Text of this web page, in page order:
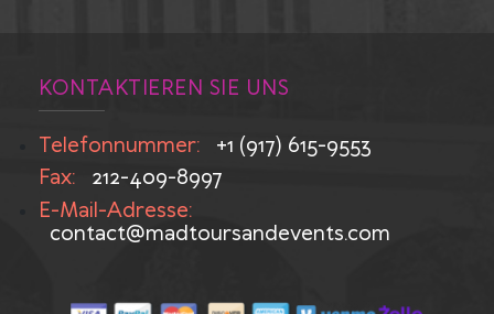
KONTAKTIEREN SIE UNS
Telefonnummer:
+1 (917) 615-9553
Fax:
212-409-8997
E-Mail-Adresse:
contact@madtoursandevents.com